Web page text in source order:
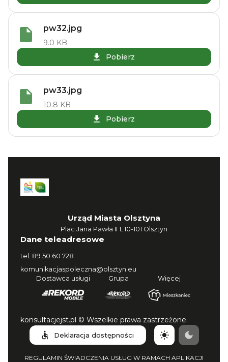
pw32.jpg
9.0 KB
Pobierz
pw33.jpg
10.8 KB
Pobierz
Urząd Miasta Olsztyna
Plac Jana Pawła II 1, 10-101 Olsztyn
Dane teleadresowe
tel. 89 50 60 728
komunikacjaspoleczna@olsztyn.eu
Dostawca usługi
Grupa Więcej
konsultacjejst.pl © Wszelkie prawa zastrzeżone.
Deklaracja dostępności
REGULAMIN ŚWIADCZENIA USŁUG W RAMACH APLIKACJI